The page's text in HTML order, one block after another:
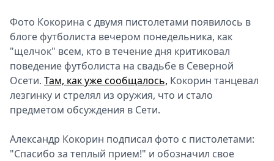
Metro
Стримы
Спецпроекты
Звезды
Выборы
2026
Скачай
Фото Кокорина с двумя пистолетами появилось в
блоге футболиста вечером понедельника, как
"щелчок" всем, кто в течение дня критиковал
поведение футболиста на свадьбе в Северной
Осети. Там, как уже сообщалось, Кокорин танцевал
лезгинку и стрелял из оружия, что и стало
предметом обсуждения в Сети.
Александр Кокорин подписал фото с пистолетами:
"Спасибо за теплый прием!" и обозначил свое